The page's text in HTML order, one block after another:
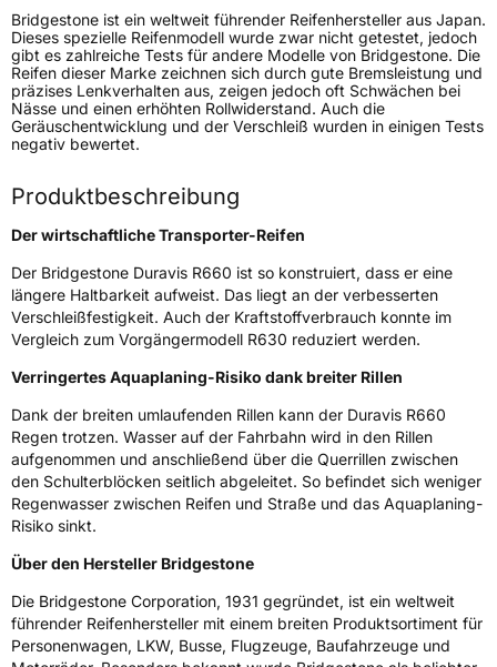
Gewicht (in kg)
14,21 kg
Generelle Merkmale
FahrzeugtypTransporter
VerwendungSommerreifen
Modellname Duravis R 660
Weitere Eigenschaften
Schlauchtyp TL
Zustand Neureifen
C-ReifenJa
EU Label
NasshaftungB
Rollgeräusch (Klasse) B
Bridgestone ist ein weltweit führender Reifenhersteller aus Japan.
Dieses spezielle Reifenmodell wurde zwar nicht getestet, jedoch
gibt es zahlreiche Tests für andere Modelle von Bridgestone. Die
Reifen dieser Marke zeichnen sich durch gute Bremsleistung und
präzises Lenkverhalten aus, zeigen jedoch oft Schwächen bei
Nässe und einen erhöhten Rollwiderstand. Auch die
Geräuschentwicklung und der Verschleiß wurden in einigen Tests
negativ bewertet.
Produktbeschreibung
Der wirtschaftliche Transporter-Reifen
Der Bridgestone Duravis R660 ist so konstruiert, dass er eine
längere Haltbarkeit aufweist. Das liegt an der verbesserten
Verschleißfestigkeit. Auch der Kraftstoffverbrauch konnte im
Vergleich zum Vorgängermodell R630 reduziert werden.
Verringertes Aquaplaning-Risiko dank breiter Rillen
Dank der breiten umlaufenden Rillen kann der Duravis R660
Regen trotzen. Wasser auf der Fahrbahn wird in den Rillen
aufgenommen und anschließend über die Querrillen zwischen
den Schulterblöcken seitlich abgeleitet. So befindet sich weniger
Regenwasser zwischen Reifen und Straße und das Aquaplaning-
Risiko sinkt.
Über den Hersteller Bridgestone
Die Bridgestone Corporation, 1931 gegründet, ist ein weltweit
führender Reifenhersteller mit einem breiten Produktsortiment für
Personenwagen, LKW, Busse, Flugzeuge, Baufahrzeuge und